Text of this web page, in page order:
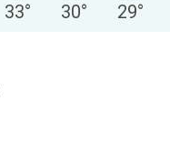
33° 30° 29°